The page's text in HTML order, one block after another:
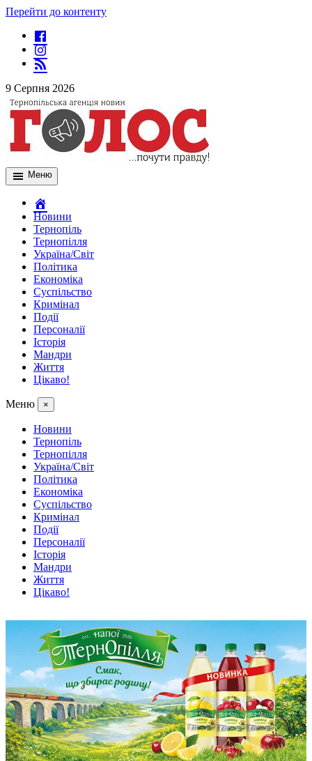
Перейти до контенту
9 Серпня 2026
Меню
Новини
Тернопіль
Тернопілля
Україна/Світ
Політика
Економіка
Суспільство
Кримінал
Події
Персоналії
Історія
Мандри
Життя
Цікаво!
Меню ×
Новини
Тернопіль
Тернопілля
Україна/Світ
Політика
Економіка
Суспільство
Кримінал
Події
Персоналії
Історія
Мандри
Життя
Цікаво!